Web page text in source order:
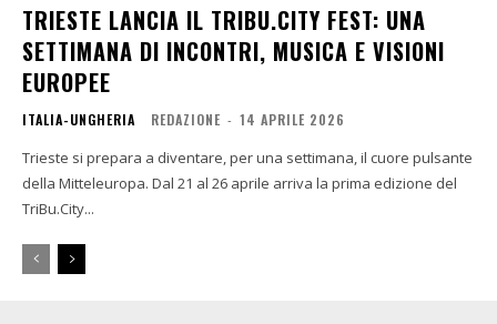
TRIESTE LANCIA IL TRIBU.CITY FEST: UNA
SETTIMANA DI INCONTRI, MUSICA E VISIONI
EUROPEE
ITALIA-UNGHERIA REDAZIONE - 14 APRILE 2026
Trieste si prepara a diventare, per una settimana, il cuore pulsante
della Mitteleuropa. Dal 21 al 26 aprile arriva la prima edizione del
TriBu.City...